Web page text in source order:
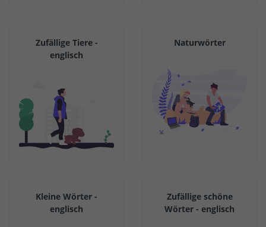
Zufällige Tiere -
englisch
Naturwörter
Kleine Wörter -
englisch
Zufällige schöne
Wörter - englisch